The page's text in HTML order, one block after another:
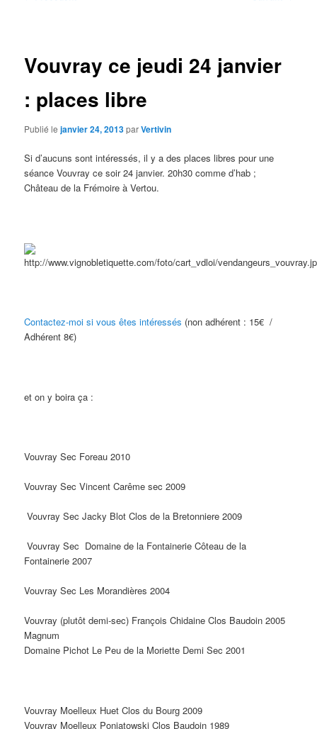
Vouvray ce jeudi 24 janvier
: places libre
Publié lejanvier 24, 2013parVertivin
Si d’aucuns sont intéressés, il y a des places libres pour une
séance Vouvray ce soir 24 janvier. 20h30 comme d’hab ;
Château de la Frémoire à Vertou.
Contactez-moi si vous êtes intéressés (non adhérent : 15€ /
Adhérent 8€)
et on y boira ça :
Vouvray Sec Foreau 2010
Vouvray Sec Vincent Carême sec 2009
Vouvray Sec Jacky Blot Clos de la Bretonniere 2009
Vouvray Sec Domaine de la Fontainerie Côteau de la
Fontainerie 2007
Vouvray Sec Les Morandières 2004
Vouvray (plutôt demi-sec) François Chidaine Clos Baudoin 2005
Magnum
Domaine Pichot Le Peu de la Moriette Demi Sec 2001
Vouvray Moelleux Huet Clos du Bourg 2009
Vouvray Moelleux Poniatowski Clos Baudoin 1989